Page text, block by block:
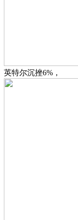
英特尔沉挫6%，